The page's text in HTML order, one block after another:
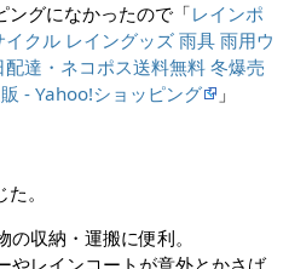
ングになかったので「レインポ
クル レイングッズ 雨具 雨用ウ
達・ネコポス送料無料 冬爆売
- Yahoo!ショッピング
」
。
収納・運搬に便利。